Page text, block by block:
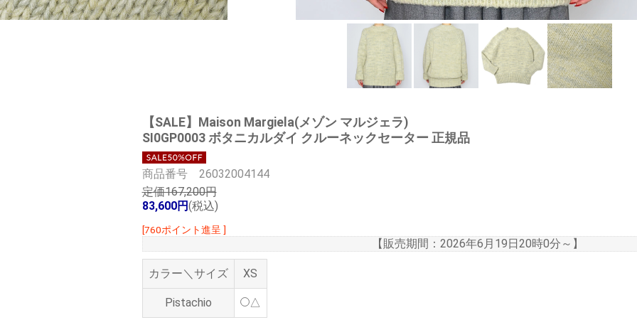
【SALE】
Maison Margiela(メゾン マルジェラ)
SI0GP0003 ボタニカルダイ クルーネックセーター 正規品
商品番号 26032004144
定価167,200円
83,600円(税込)
[760ポイント進呈 ]
【販売期間： 2026年6月19日20時0分 ～】
カラー＼サイズ XS
Pistachio
△